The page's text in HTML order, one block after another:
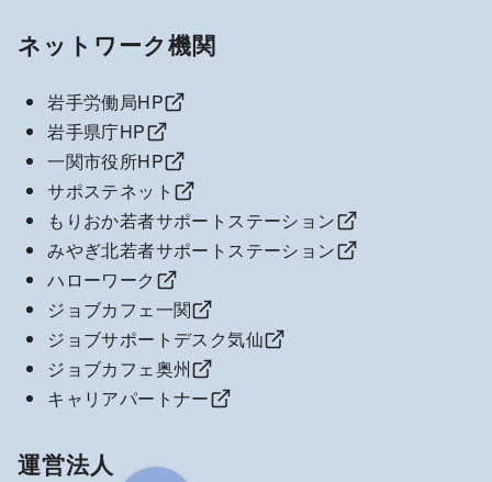
ネットワーク機関
岩手労働局HP
岩手県庁HP
一関市役所HP
サポステネット
もりおか若者サポートステーション
みやぎ北若者サポートステーション
ハローワーク
ジョブカフェ一関
ジョブサポートデスク気仙
ジョブカフェ奥州
キャリアパートナー
運営法人